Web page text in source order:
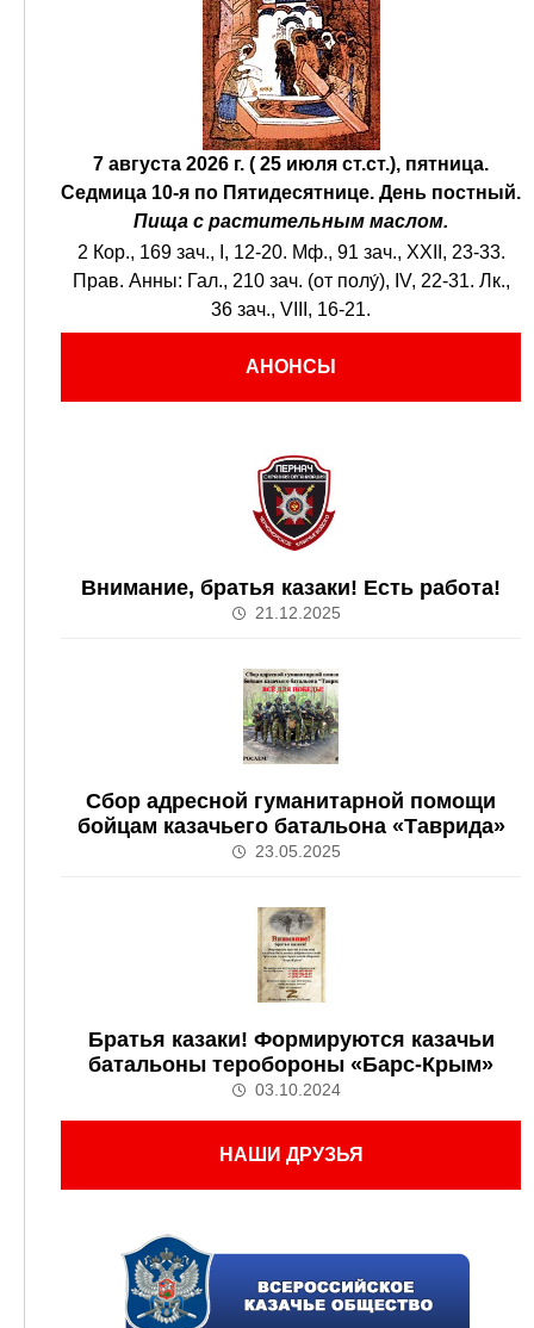
7 августа 2026 г. ( 25 июля ст.ст.), пятница.
Седмица 10-я по Пятидесятнице. День постный.
Пища с растительным маслом.
2 Кор., 169 зач., I, 12-20. Мф., 91 зач., XXII, 23-33.
Прав. Анны: Гал., 210 зач. (от полу́), IV, 22-31. Лк.,
36 зач., VIII, 16-21.
АНОНСЫ
Внимание, братья казаки! Есть работа!
21.12.2025
Сбор адресной гуманитарной помощи
бойцам казачьего батальона «Таврида»
23.05.2025
Братья казаки! Формируются казачьи
батальоны теробороны «Барс-Крым»
03.10.2024
НАШИ ДРУЗЬЯ